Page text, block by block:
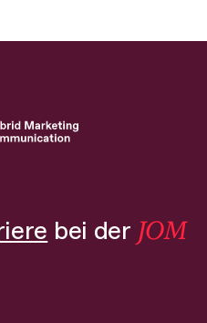
bei der JOM